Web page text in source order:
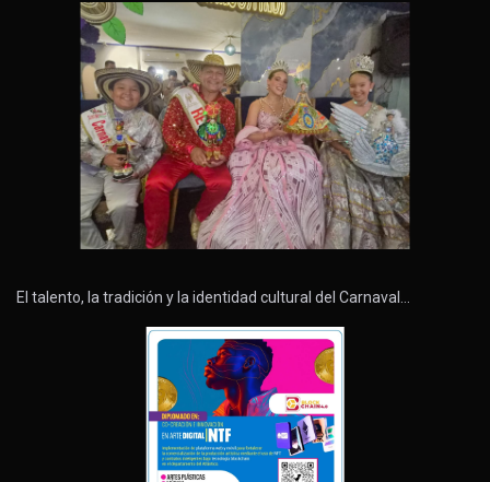
El talento, la tradición y la identidad cultural del Carnaval…